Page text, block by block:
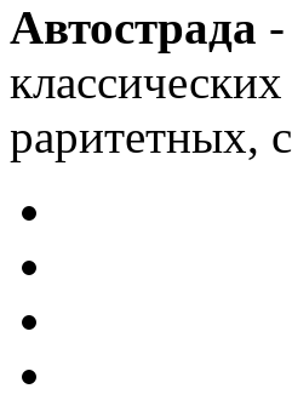
Автострада
раритетных,